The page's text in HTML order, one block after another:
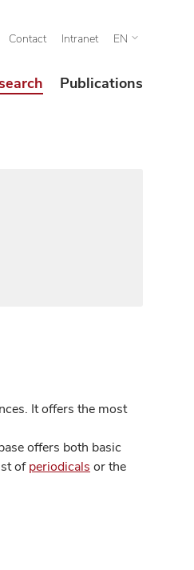
Contact Intranet EN
Publications
It offers the most
offers both basic
ofperiodicals or the